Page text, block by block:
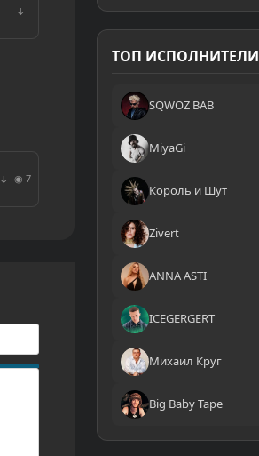
ТОП ИСПОЛНИТЕЛИ
SQWOZ BAB
MiyaGi
Король и Шут
Zivert
ANNA ASTI
ICEGERGERT
Михаил Круг
Big Baby Tape
↓
↓ ◉ 7